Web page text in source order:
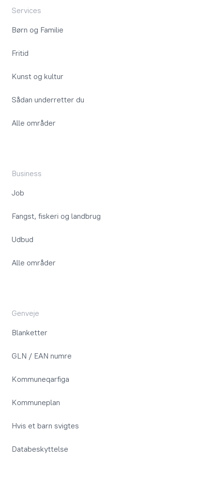
Services
Børn og Familie
Fritid
Kunst og kultur
Sådan underretter du
Alle områder
Business
Job
Fangst, fiskeri og landbrug
Udbud
Alle områder
Genveje
Blanketter
GLN / EAN numre
Kommuneqarfiga
Kommuneplan
Hvis et barn svigtes
Databeskyttelse